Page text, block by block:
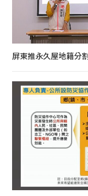
屏東推永久屋地籍分